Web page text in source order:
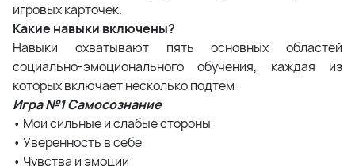
игровых карточек.
Какие навыки включены?
Навыки охватывают пять основных областей
социально-эмоционального обучения, каждая из
которых включает несколько подтем:
Игра №1 Самосознание
• Мои сильные и слабые стороны
• Уверенность в себе
• Чувства и эмоции